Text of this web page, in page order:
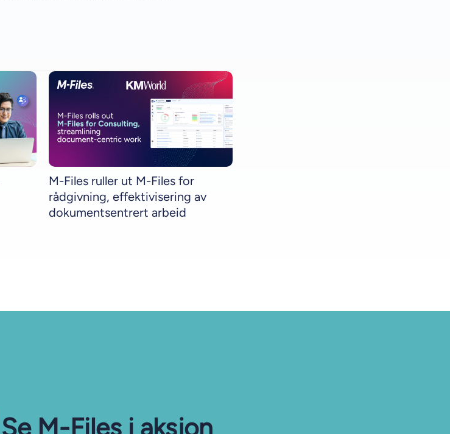
M-Files ruller ut M-Files for
rådgivning, effektivisering av
dokumentsentrert arbeid
Se M-⁠Files i aksjon